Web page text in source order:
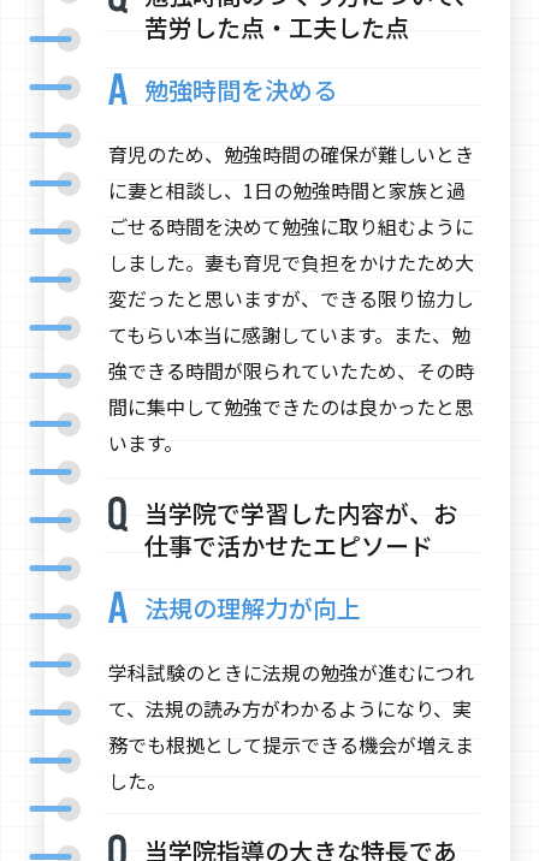
苦労した点・工夫した点
勉強時間を決める
育児のため、勉強時間の確保が難しいとき
に妻と相談し、1日の勉強時間と家族と過
ごせる時間を決めて勉強に取り組むように
しました。妻も育児で負担をかけたため大
変だったと思いますが、できる限り協力し
てもらい本当に感謝しています。また、勉
強できる時間が限られていたため、その時
間に集中して勉強できたのは良かったと思
います。
当学院で学習した内容が、お
仕事で活かせたエピソード
法規の理解力が向上
学科試験のときに法規の勉強が進むにつれ
て、法規の読み方がわかるようになり、実
務でも根拠として提示できる機会が増えま
した。
当学院指導の大きな特長であ